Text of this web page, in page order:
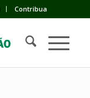
Contribua